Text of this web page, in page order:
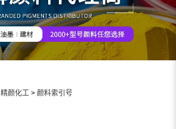
精颜化工 > 颜料索引号